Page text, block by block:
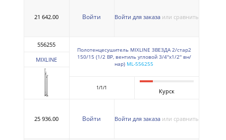
21 642.00 Войти Войти для заказа или сравнить
556255
MIXLINE
Полотенцесушитель MIXLINE ЗВЕЗДА 2/стар2
150/15 (1/2 ВР, вентиль угловой 3/4''х1/2'' вн/
нар) ML-556255
1/1/1 Курск
25 936.00 Войти Войти для заказа или сравнить